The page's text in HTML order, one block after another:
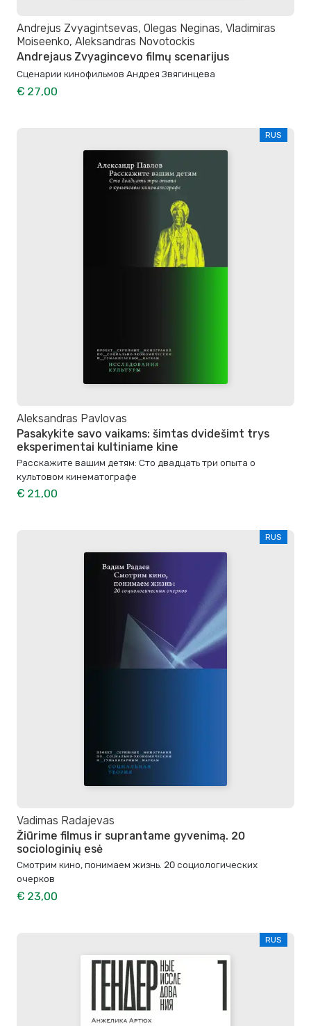
Andrejus Zvyagintsevas, Olegas Neginas, Vladimiras
Moiseenko, Aleksandras Novotockis
Andrejaus Zvyagincevo filmų scenarijus
Сценарии кинофильмов Андрея Звягинцева
€ 27,00
RUS
Aleksandras Pavlovas
Pasakykite savo vaikams: šimtas dvidešimt trys
eksperimentai kultiniame kine
Расскажите вашим детям: Сто двадцать три опыта о
культовом кинематографе
€ 21,00
RUS
Vadimas Radajevas
Žiūrime filmus ir suprantame gyvenimą. 20
sociologinių esė
Смотрим кино, понимаем жизнь. 20 социологических
очерков
€ 23,00
RUS